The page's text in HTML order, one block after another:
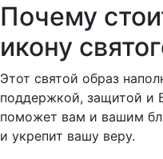
Почему
икону
Этот святой образ
поддержкой, защитой и
поможет вам и вашим
и укрепит вашу веру.